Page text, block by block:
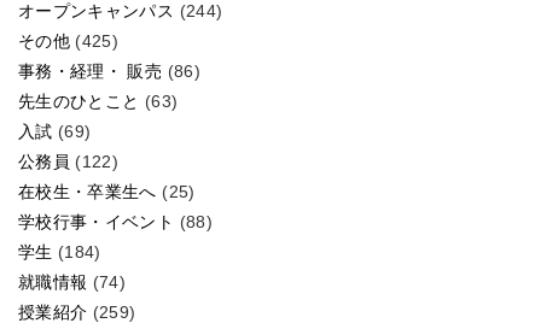
オープンキャンパス (244)
その他 (425)
事務・経理・ 販売 (86)
先生のひとこと (63)
入試 (69)
公務員 (122)
在校生・卒業生へ (25)
学校行事・イベント (88)
学生 (184)
就職情報 (74)
授業紹介 (259)